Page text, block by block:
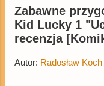
w
Zabawne
Kid Lucky 1
recenzja
Autor: Radosław Koch